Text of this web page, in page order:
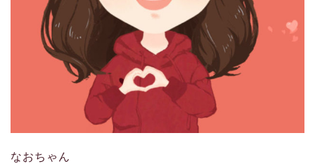
なおちゃん